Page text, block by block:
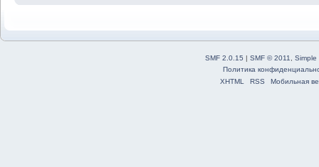
SMF 2.0.15 | SMF © 2011
Simple
Политика
XHTML
RSS Мобильная